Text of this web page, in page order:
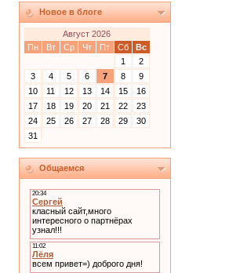
Новое в блоге
Август 2026
Пн
Вт Ср Чт Пт Сб
Вс
1
2
3
4 5 6 7 8
9
10
11 12 13 14 15
16
17
18 19 20 21 22
23
24
25 26 27 28 29
30
31
Общаемся